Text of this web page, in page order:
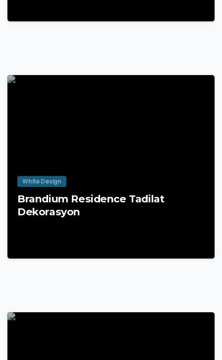
White Design
Brandium Residence Tadilat
Dekorasyon